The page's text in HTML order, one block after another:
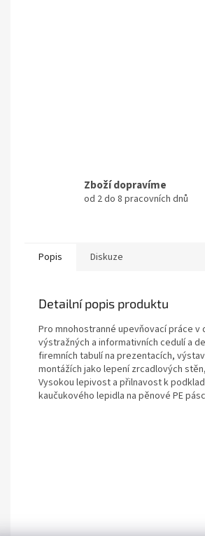
Zboží dopravíme
od 2 do 8 pracovních dnů
Popis Diskuze
Detailní popis produktu
Pro mnohostranné upevňovací práce
výstražných a informativních cedulí a
firemních tabulí na prezentacích,
montážích jako lepení zrcadlových
Vysokou lepivost a přilnavost k
kaučukového lepidla na pěnové PE